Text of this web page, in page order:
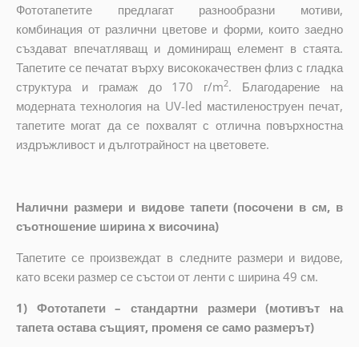
Фототапетите предлагат разнообразни мотиви,
комбинация от различни цветове и форми, които заедно
създават впечатляващ и доминиращ елемент в стаята.
Тапетите се печатат върху висококачествен флиз с гладка
структура и грамаж до 170 г/m2. Благодарение на
модерната технология на UV-led мастиленоструен печат,
тапетите могат да се похвалят с отлична повърхностна
издръжливост и дълготрайност на цветовете.
Налични размери и видове тапети (посочени в см, в
съотношение ширина x височина)
Тапетите се произвеждат в следните размери и видове,
като всеки размер се състои от ленти с ширина 49 см.
1) Фототапети – стандартни размери (мотивът на
тапета остава същият, променя се само размерът)